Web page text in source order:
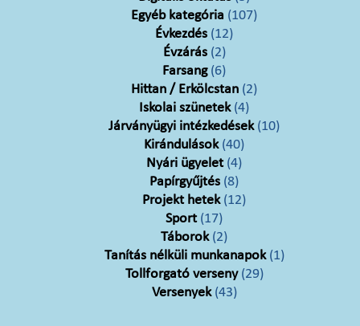
Egyéb kategória (107)
Évkezdés (12)
Évzárás(2)
Farsang(6)
Hittan / Erkölcstan (2)
Iskolai szünetek(4)
Járványügyi intézkedések(10)
Kirándulások(40)
Nyári ügyelet(4)
Papírgyűjtés (8)
Projekt hetek(12)
Sport(17)
Táborok(2)
Tanítás nélküli munkanapok(1)
Tollforgató verseny(29)
Versenyek(43)